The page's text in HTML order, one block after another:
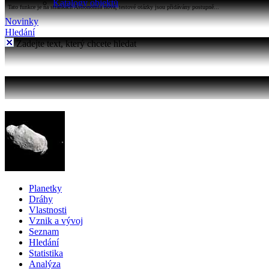
Katalogy objektů
Tato funkce je na stránkách Astronomia nová, testové otázky jsou přidávány postupně...
Novinky
Hledání
Zadejte text, který chcete hledat
Planetky
Dráhy
Vlastnosti
Vznik a vývoj
Seznam
Hledání
Statistika
Analýza